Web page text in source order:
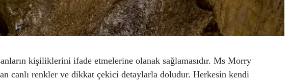
kişiliklerini ifade etmelerine olanak sağlamasıdır. Ms Morry
canlı renkler ve dikkat çekici detaylarla doludur. Herkesin kendi